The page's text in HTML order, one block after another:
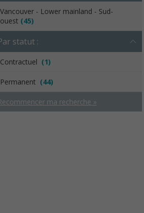
Vancouver - Lower mainland - Sud-
ouest (45)
statut :
Contractuel (1)
Permanent (44)
ma recherche »